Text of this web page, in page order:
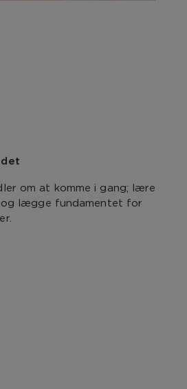
det
om at komme i gang; lære
lægge fundamentet for